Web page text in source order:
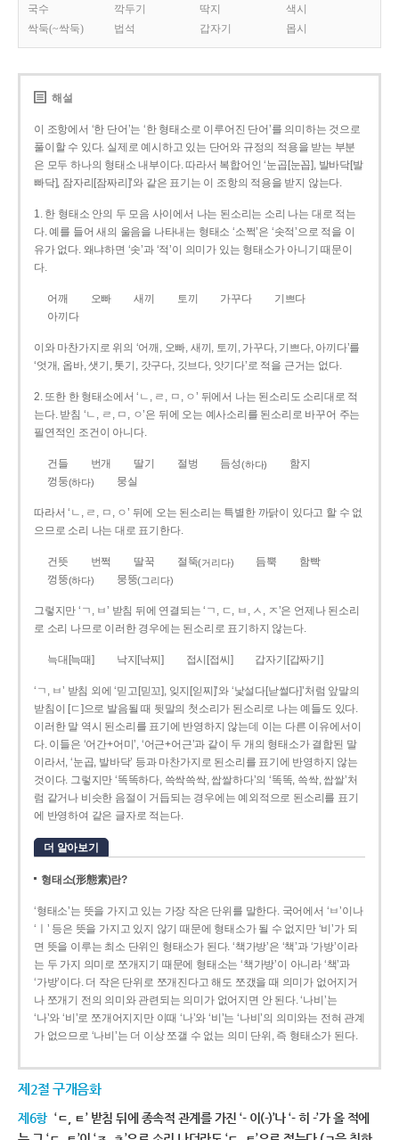
국수 깍두기 딱지
색시
싹둑(~싹둑)
법석 갑자기 몹시
해설
이 조항에서 ‘한 단어’는 ‘한 형태소로 이루어진 단어’를 의미하는 것으로
풀이할 수 있다. 실제로 예시하고 있는 단어와 규정의 적용을 받는 부분
은 모두 하나의 형태소 내부이다. 따라서 복합어인 ‘눈곱[눈꼽], 발바닥[발
빠닥], 잠자리[잠짜리]’와 같은 표기는 이 조항의 적용을 받지 않는다.
1. 한 형태소 안의 두 모음 사이에서 나는 된소리는 소리 나는 대로 적는
다. 예를 들어 새의 울음을 나타내는 형태소 ‘소쩍’은 ‘솟적’으로 적을 이
유가 없다. 왜냐하면 ‘솟’과 ‘적’이 의미가 있는 형태소가 아니기 때문이
다.
어깨 오빠 새끼 토끼 가꾸다
기쁘다
아끼다
이와 마찬가지로 위의 ‘어깨, 오빠, 새끼, 토끼, 가꾸다, 기쁘다, 아끼다’를
‘엇개, 옵바, 샛기, 톳기, 갓구다, 깃브다, 앗기다’로 적을 근거는 없다.
2. 또한 한 형태소에서 ‘ㄴ, ㄹ, ㅁ, ㅇ’ 뒤에서 나는 된소리도 소리대로 적
는다. 받침 ‘ㄴ, ㄹ, ㅁ, ㅇ’은 뒤에 오는 예사소리를 된소리로 바꾸어 주는
필연적인 조건이 아니다.
건들 번개 딸기 절벙 듬성(하다)
함지
껑둥(하다) 뭉실
따라서 ‘ㄴ, ㄹ, ㅁ, ㅇ’ 뒤에 오는 된소리는 특별한 까닭이 있다고 할 수 없
으므로 소리 나는 대로 표기한다.
건뜻 번쩍 딸꾹 절뚝(거리다) 듬뿍
함빡
껑뚱(하다) 뭉뚱(그리다)
그렇지만 ‘ㄱ, ㅂ’ 받침 뒤에 연결되는 ‘ㄱ, ㄷ, ㅂ, ㅅ, ㅈ’은 언제나 된소리
로 소리 나므로 이러한 경우에는 된소리로 표기하지 않는다.
늑대[늑때] 낙지[낙찌] 접시[접씨] 갑자기[갑짜기]
‘ㄱ, ㅂ’ 받침 외에 ‘믿고[믿꼬], 잊지[읻찌]’와 ‘낯설다[낟썰다]’처럼 앞말의
받침이 [ㄷ]으로 발음될 때 뒷말의 첫소리가 된소리로 나는 예들도 있다.
이러한 말 역시 된소리를 표기에 반영하지 않는데 이는 다른 이유에서이
다. 이들은 ‘어간+어미’, ‘어근+어근’과 같이 두 개의 형태소가 결합된 말
이라서, ‘눈곱, 발바닥’ 등과 마찬가지로 된소리를 표기에 반영하지 않는
것이다. 그렇지만 ‘똑똑하다, 쓱싹쓱싹, 쌉쌀하다’의 ‘똑똑, 쓱싹, 쌉쌀’처
럼 같거나 비슷한 음절이 거듭되는 경우에는 예외적으로 된소리를 표기
에 반영하여 같은 글자로 적는다.
더 알아보기
형태소(形態素)란?
‘형태소’는 뜻을 가지고 있는 가장 작은 단위를 말한다. 국어에서 ‘ㅂ’이나
‘ㅣ’ 등은 뜻을 가지고 있지 않기 때문에 형태소가 될 수 없지만 ‘비’가 되
면 뜻을 이루는 최소 단위인 형태소가 된다. ‘책가방’은 ‘책’과 ‘가방’이라
는 두 가지 의미로 쪼개지기 때문에 형태소는 ‘책가방’이 아니라 ‘책’과
‘가방’이다. 더 작은 단위로 쪼개진다고 해도 쪼갰을 때 의미가 없어지거
나 쪼개기 전의 의미와 관련되는 의미가 없어지면 안 된다. ‘나비’는
‘나’와 ‘비’로 쪼개어지지만 이때 ‘나’와 ‘비’는 ‘나비’의 의미와는 전혀 관계
가 없으므로 ‘나비’는 더 이상 쪼갤 수 없는 의미 단위, 즉 형태소가 된다.
제2절 구개음화
제6항 ‘ㄷ, ㅌ’ 받침 뒤에 종속적 관계를 가진 ‘- 이(-)’나 ‘- 히 -’가 올 적에